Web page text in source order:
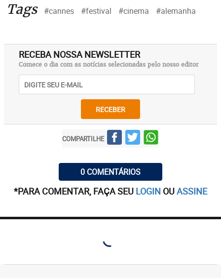
Tags #cannes #festival #cinema #alemanha
RECEBA NOSSA NEWSLETTER
Comece o dia com as notícias selecionadas pelo nosso editor
RECEBER
COMPARTILHE
0 COMENTÁRIOS
*PARA COMENTAR, FAÇA SEU LOGIN OUASSINE